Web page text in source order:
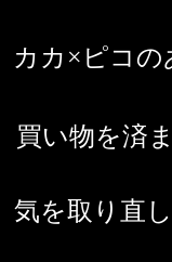
カカ×ピコ
買い物を済
気を取り直